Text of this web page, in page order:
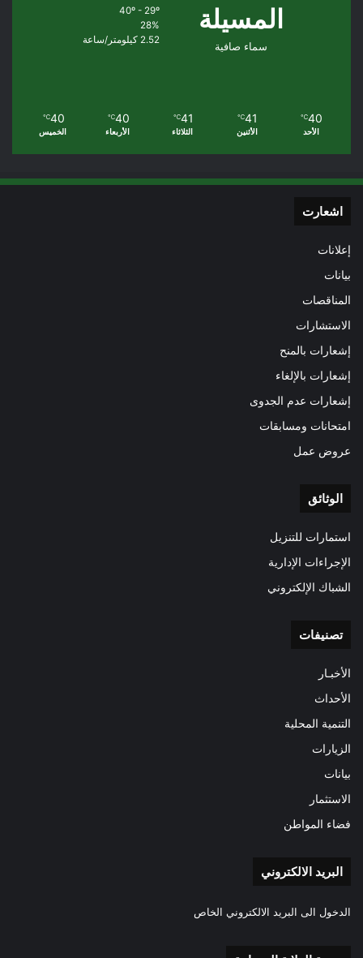
المسيلة
سماء صافية
40º - 29º
28%
2.52 كيلومتر/ساعة
40
℃
الأحد
41
℃
الأثنين
41
℃
الثلاثاء
40
℃
الأربعاء
40
℃
الخميس
اشعارت
إعلانات
بيانات
المناقصات
الاستشارات
إشعارات بالمنح
إشعارات بالإلغاء
إشعارات عدم الجدوى
امتحانات ومسابقات
عروض عمل
الوثائق
استمارات للتنزيل
الإجراءات الإدارية
الشباك الإلكتروني
تصنيفات
الأخبـار
الأحداث
التنمية المحلية
الزيارات
بيانات
الاستثمار
فضاء المواطن
البريد الالكتروني
الدخول الى البريد الالكتروني الخاص